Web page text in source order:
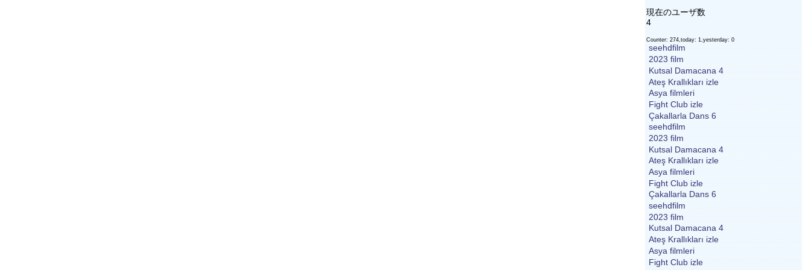
現在のユーザ数
4
Counter: 274,today: 1,yesterday: 0
seehdfilm
2023 film
Kutsal Damacana 4
Ateş Krallıkları izle
Asya filmleri
Fight Club izle
Çakallarla Dans 6
seehdfilm
2023 film
Kutsal Damacana 4
Ateş Krallıkları izle
Asya filmleri
Fight Club izle
Çakallarla Dans 6
seehdfilm
2023 film
Kutsal Damacana 4
Ateş Krallıkları izle
Asya filmleri
Fight Club izle